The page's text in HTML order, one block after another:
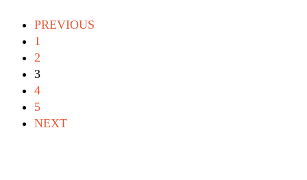
PREVIOUS
1
2
3
4
5
NEXT